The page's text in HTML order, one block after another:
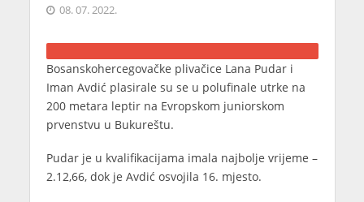
08. 07. 2022.
Bosanskohercegovačke plivačice Lana Pudar i
Iman Avdić plasirale su se u polufinale utrke na
200 metara leptir na Evropskom juniorskom
prvenstvu u Bukureštu.
Pudar je u kvalifikacijama imala najbolje vrijeme –
2.12,66, dok je Avdić osvojila 16. mjesto.